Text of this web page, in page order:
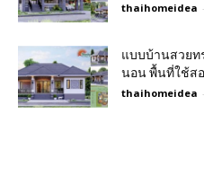
thaihomeidea -
แบบบ้านสวยท
นอน พื้นที่ใช้ส
thaihomeidea -